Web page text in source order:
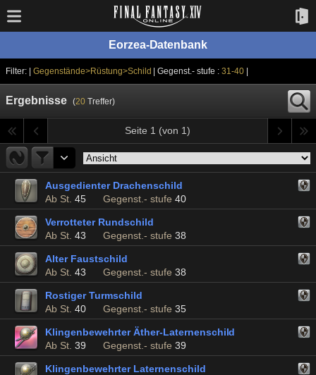
Eorzea-Datenbank
Filter: | Gegenstände>Rüstung>Schild | Gegenst.- stufe :31-40
Ergebnisse (20Treffer)
Seite 1 (von 1)
Ausgedienter Drachenschild
Ab St. 45 Gegenst.- stufe 40
Verrotteter Rundschild
Ab St. 43 Gegenst.- stufe 38
Alter Faustschild
Ab St. 43 Gegenst.- stufe 38
Rostiger Turmschild
Ab St. 40 Gegenst.- stufe 35
Klingenbewehrter Äther-Laternenschild
Ab St. 39 Gegenst.- stufe 39
Klingenbewehrter Laternenschild